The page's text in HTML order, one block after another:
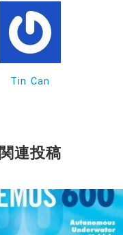
Tin Can
関連投稿